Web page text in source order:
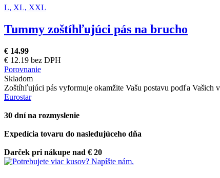
L, XL, XXL
Tummy zoštíhľujúci pás na brucho
€ 14.99
€ 12.19 bez DPH
Porovnanie
Skladom
Zoštíhľujúci pás vyformuje okamžite Vašu postavu podľa Vašich
Eurostar
30 dní na rozmyslenie
Expedícia tovaru do nasledujúceho dňa
Darček pri nákupe nad € 20